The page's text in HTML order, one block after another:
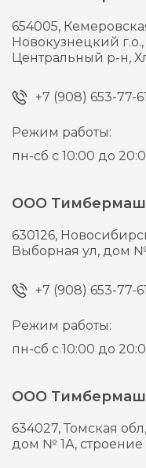
654005,
Новокузнецкий
Центральный р-н,
+7 (908) 653-77-61
Режим работы:
пн-сб с 10:00 до
ООО Тимбермаш
630126,
Выборная ул, дом
+7 (908) 653-77-61
Режим работы:
пн-сб с 10:00 до
ООО Тимбермаш
634027,Томская
дом № 1А, строение